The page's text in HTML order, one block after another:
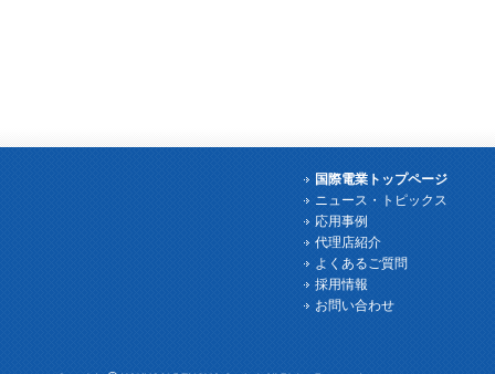
国際電業トップページ
ニュース・トピックス
応用事例
代理店紹介
よくあるご質問
採用情報
お問い合わせ